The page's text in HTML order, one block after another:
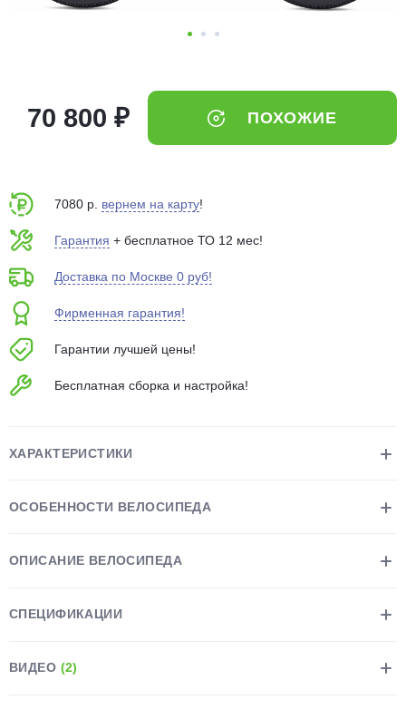
70 800 ₽ ПОХОЖИЕ
7080 р. вернем на карту!
Гарантия + бесплатное ТО 12 мес!
Доставка по Москве 0 руб!
Фирменная гарантия!
Гарантии лучшей цены!
Бесплатная сборка и настройка!
ХАРАКТЕРИСТИКИ
ОСОБЕННОСТИ ВЕЛОСИПЕДА
ОПИСАНИЕ ВЕЛОСИПЕДА
СПЕЦИФИКАЦИИ
ВИДЕО (2)
25% картой любого банка
выбранный способом
75% будут
Подробнее
Остались вопросы?